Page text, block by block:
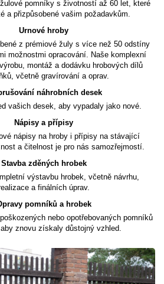
pomníky s životností až 60 let, které
a přizpůsobené vašim požadavkům.
Urnové hroby
z prémiové žuly s více než 50 odstíny
možnostmi opracování. Naše komplexní
montáž a dodávku hrobových dílů
včetně gravírování a oprav.
náhrobních desek
vašich desek, aby vypadaly jako nové.
Nápisy a přípisy
nápisy na hroby i přípisy na stávající
a čitelnost je pro nás samozřejmostí.
Stavba zděných hrobek
výstavbu hrobek, včetně návrhu,
a finálních úprav.
pomníků a hrobek
nebo opotřebovaných pomníků
znovu získaly důstojný vzhled.